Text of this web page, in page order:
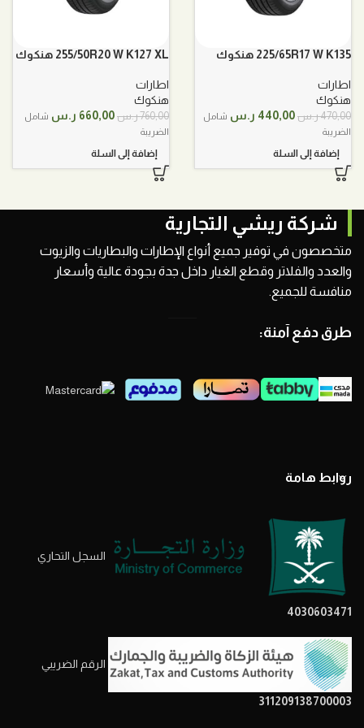
225/65R17 W K135 هنكوك
اطارات
هنكوك
470,00ر.س السعر
470,00 ر.س.
440,00 ر.س السعر
شامل
الضريبة
إضافة إلى السلة
255/50R20 W K127 XL هنكوك
اطارات
هنكوك
760,00ر.س السعر
760,00 ر.س.
660,00 ر.س السعر
شامل
الضريبة
إضافة إلى السلة
شركة ريشي التجارية
متخصصون في توفير جميع أنواع الإطارات والبطاريات والزيوت
والعدد والفلاتر وقطع الغيار داخل جدة بجودة عالية وأسعار
منافسة للجميع.
طرق دفع آمنة:
روابط هامة
السجل التحاري
4030603471
الرقم الضريبي
311209138700003